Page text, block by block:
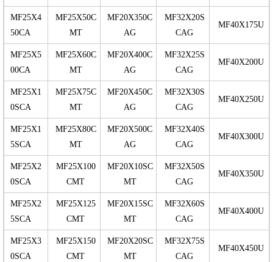
MF25X4
50CA
MF25X50C
MT
MF20X350C
AG
MF32X20S
CAG
MF40X175U
MF25X5
00CA
MF25X60C
MT
MF20X400C
AG
MF32X25S
CAG
MF40X200U
MF25X1
0SCA
MF25X75C
MT
MF20X450C
AG
MF32X30S
CAG
MF40X250U
MF25X1
5SCA
MF25X80C
MT
MF20X500C
AG
MF32X40S
CAG
MF40X300U
MF25X2
0SCA
MF25X100
CMT
MF20X10SC
MT
MF32X50S
CAG
MF40X350U
MF25X2
5SCA
MF25X125
CMT
MF20X15SC
MT
MF32X60S
CAG
MF40X400U
MF25X3
0SCA
MF25X150
CMT
MF20X20SC
MT
MF32X75S
CAG
MF40X450U